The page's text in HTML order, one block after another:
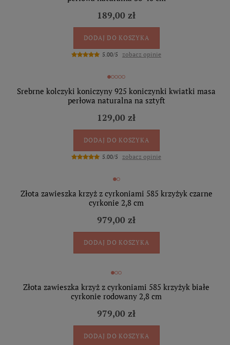
189,00 zł
DODAJ DO KOSZYKA
5.00/5 zobacz opinie
Srebrne kolczyki koniczyny 925 koniczynki kwiatki masa
perłowa naturalna na sztyft
129,00 zł
DODAJ DO KOSZYKA
5.00/5 zobacz opinie
Złota zawieszka krzyż z cyrkoniami 585 krzyżyk czarne
cyrkonie 2,8 cm
979,00 zł
DODAJ DO KOSZYKA
Złota zawieszka krzyż z cyrkoniami 585 krzyżyk białe
cyrkonie rodowany 2,8 cm
979,00 zł
DODAJ DO KOSZYKA